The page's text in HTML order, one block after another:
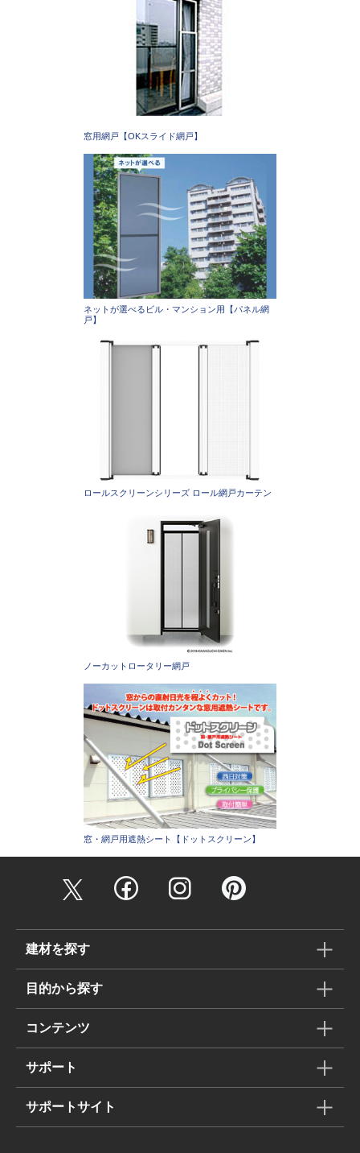
窓用網戸【OKスライド網戸】
ネットが選べるビル・マンション用【パネル網
戸】
ロールスクリーンシリーズ ロール網戸カーテン
ノーカットロータリー網戸
窓・網戸用遮熱シート【ドットスクリーン】
建材を探す
目的から探す
コンテンツ
サポート
サポートサイト